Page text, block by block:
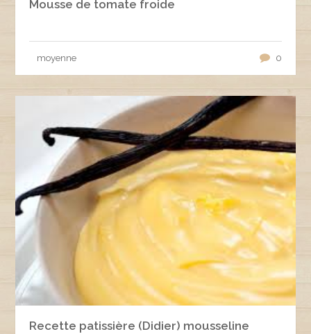
Mousse de tomate froide
moyenne 0
Recette patissière (Didier) mousseline